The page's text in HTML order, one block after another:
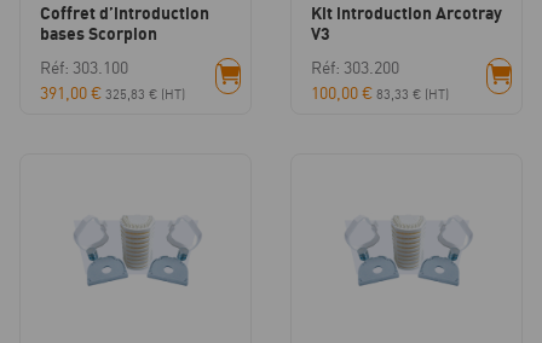
Coffret d’introduction
bases Scorpion
Réf: 303.100
391,00€ 325,83 € (HT)
Kit introduction Arcotray
V3
Réf: 303.200
100,00€ 83,33 € (HT)